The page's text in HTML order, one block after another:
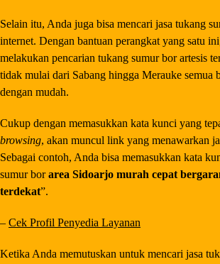
Selain itu, Anda juga bisa mencari jasa tukang
internet. Dengan bantuan perangkat yang satu
melakukan pencarian tukang sumur borartesis
tidak mulai dari Sabang hingga Merauke semua
dengan mudah.
Cukup dengan memasukkan kata kunci yang
browsing, akan muncul link yang menawarkan
Sebagai contoh, Anda bisa memasukkan kata
sumur borarea Sidoarjo murah cepat
terdekat”.
– Cek Profil Penyedia Layanan
Ketika Anda memutuskan untuk mencari jasa